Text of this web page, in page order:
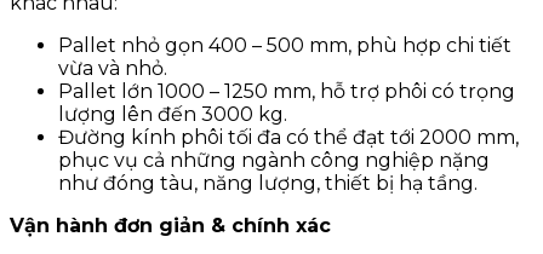
Pallet nhỏ gọn 400 – 500 mm, phù hợp chi tiết
vừa và nhỏ.
Pallet lớn 1000 – 1250 mm, hỗ trợ phôi có trọng
lượng lên đến 3000 kg.
Đường kính phôi tối đa có thể đạt tới 2000 mm,
phục vụ cả những ngành công nghiệp nặng
như đóng tàu, năng lượng, thiết bị hạ tầng.
Vận hành đơn giản & chính xác